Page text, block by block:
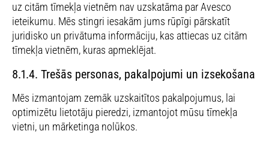
uz citām tīmekļa vietnēm nav uzskatāma par Avesco
ieteikumu. Mēs stingri iesakām jums rūpīgi pārskatīt
juridisko un privātuma informāciju, kas attiecas uz citām
tīmekļa vietnēm, kuras apmeklējat.
8.1.4. Trešās personas, pakalpojumi un izsekošana
Mēs izmantojam zemāk uzskaitītos pakalpojumus, lai
optimizētu lietotāju pieredzi, izmantojot mūsu tīmekļa
vietni, un mārketinga nolūkos.